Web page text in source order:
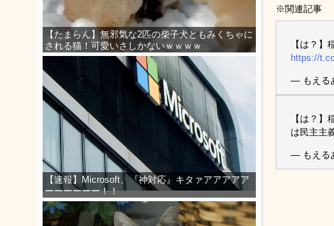
【たまらん】無邪気な2匹の柴子犬ともみくちゃに
される猫！可愛いさしかないｗｗｗｗ
【速報】Microsoft、『神対応』キタァアアアアア
ーーーーーー！！
※関連記事
【は？
https://
— もえる
【は？
は民主主
— もえる